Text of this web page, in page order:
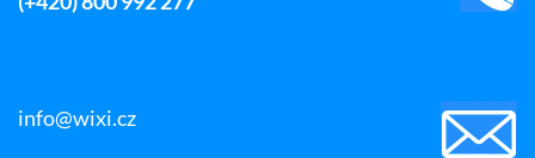
info@wixi.cz